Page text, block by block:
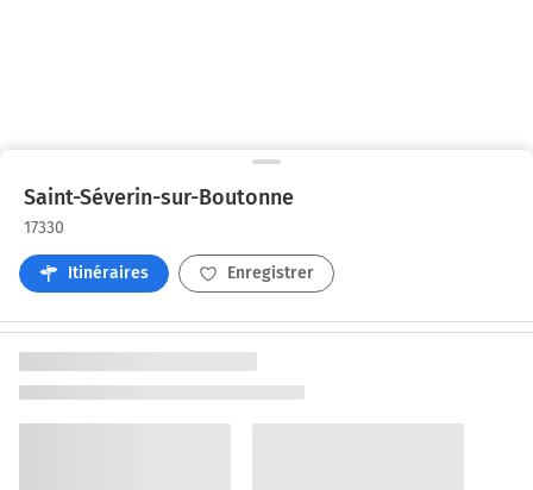
Saint-Séverin-sur-Boutonne
17330
Itinéraires Enregistrer